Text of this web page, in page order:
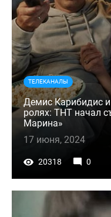
ТЕЛЕКАНАЛЫ
Демис Карибидис
ролях: ТНТ начал
Марина»
17 июня, 2024
20318 0